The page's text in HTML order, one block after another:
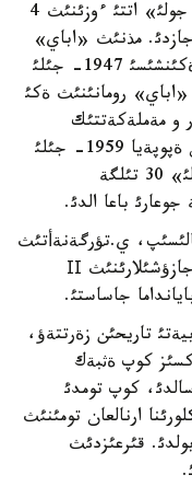
مذحتار ومارحان ذلئ 15 جئل بوي «اباي جولئ» اتتئ ءوزئنئث 4
جازدئ. مذنئث «اباي»
اتالعان ءبئرئنشئ كئتابئ 1942- جئلئ، ةكئنشئسئ 1947- جئلئ
رومانئنئث ةكئ
ك س ر و مةملةكةتتئك
سئيلئعئن الدئ. ءتورت كئتاپپةن بئتكةن ةپوپةيا 1959- جئلئ
لةنيندئك سئيلئققا ية بولدئ. «اباي جولئ» 30 تئلگة
باعا الدئ.
ي.تؤرگةنةأتئث
«دأوريان ذياسئن» اؤداردئ، ك س ر و جازؤشئلارئنئث ІІ
جاساستئ.
تاريحئن زةرتتةؤ،
كوپ ةثبةك
كوپ تومدئ
ارنالعان تومئنئث
بولدئ. قئرعئزدئث